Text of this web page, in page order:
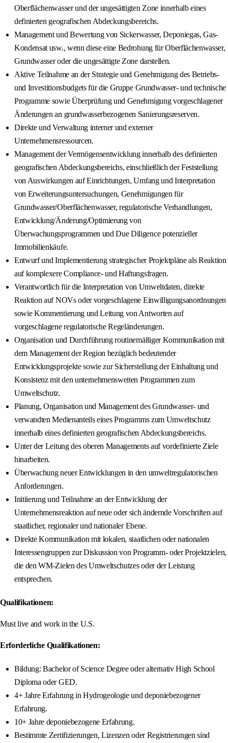
Oberflächenwasser und der ungesättigten Zone innerhalb eines
definierten geografischen Abdeckungsbereichs.
Management und Bewertung von Sickerwasser, Deponiegas, Gas-
Kondensat usw., wenn diese eine Bedrohung für Oberflächenwasser,
Grundwasser oder die ungesättigte Zone darstellen.
Aktive Teilnahme an der Strategie und Genehmigung des Betriebs-
und Investitionsbudgets für die Gruppe Grundwasser- und technische
Programme sowie Überprüfung und Genehmigung vorgeschlagener
Änderungen an grundwasserbezogenen Sanierungsreserven.
Direkte und Verwaltung interner und externer
Unternehmensressourcen.
Management der Vermögensentwicklung innerhalb des definierten
geografischen Abdeckungsbereichs, einschließlich der Feststellung
von Auswirkungen auf Einrichtungen, Umfang und Interpretation
von Erweiterungsuntersuchungen, Genehmigungen für
Grundwasser/Oberflächenwasser, regulatorische Verhandlungen,
Entwicklung/Änderung/Optimierung von
Überwachungsprogrammen und Due Diligence potenzieller
Immobilienkäufe.
Entwurf und Implementierung strategischer Projektpläne als Reaktion
auf komplexere Compliance- und Haftungsfragen.
Verantwortlich für die Interpretation von Umweltdaten, direkte
Reaktion auf NOVs oder vorgeschlagene Einwilligungsanordnungen
sowie Kommentierung und Leitung von Antworten auf
vorgeschlagene regulatorische Regeländerungen.
Organisation und Durchführung routinemäßiger Kommunikation mit
dem Management der Region bezüglich bedeutender
Entwicklungsprojekte sowie zur Sicherstellung der Einhaltung und
Konsistenz mit den unternehmensweiten Programmen zum
Umweltschutz.
Planung, Organisation und Management des Grundwasser- und
verwandten Medienanteils eines Programms zum Umweltschutz
innerhalb eines definierten geografischen Abdeckungsbereichs.
Unter der Leitung des oberen Managements auf vordefinierte Ziele
hinarbeiten.
Überwachung neuer Entwicklungen in den umweltregulatorischen
Anforderungen.
Initiierung und Teilnahme an der Entwicklung der
Unternehmensreaktion auf neue oder sich ändernde Vorschriften auf
staatlicher, regionaler und nationaler Ebene.
Direkte Kommunikation mit lokalen, staatlichen oder nationalen
Interessengruppen zur Diskussion von Programm- oder Projektzielen,
die den WM-Zielen des Umweltschutzes oder der Leistung
entsprechen.
Qualifikationen:
Must live and work in the U.S.
Erforderliche Qualifikationen:
Bildung: Bachelor of Science Degree oder alternativ High School
Diploma oder GED.
4+ Jahre Erfahrung in Hydrogeologie und deponiebezogener
Erfahrung.
10+ Jahre deponiebezogene Erfahrung.
Bestimmte Zertifizierungen, Lizenzen oder Registrierungen sind